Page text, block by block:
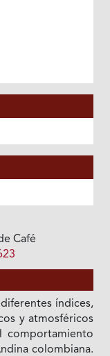
Café
índices,
y atmosféricos
comportamiento
colombiana.